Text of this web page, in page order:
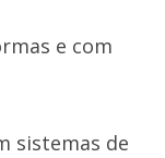
e com
sistemas de